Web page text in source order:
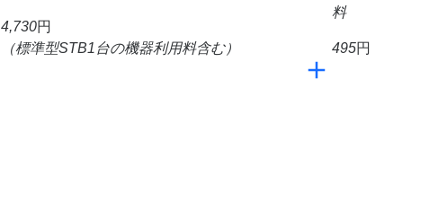
4,730円
（標準型STB1台の機器利用料含む）
料
495円